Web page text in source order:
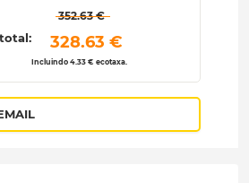
352.63 €
328.63 €
Incluindo 4.33 € ecotaxa.